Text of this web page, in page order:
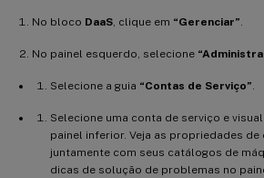
No bloco DaaS , clique em “Gerenciar”
No painel esquerdo, selecione
Selecione a guia “Contas de Serviço”
Selecione uma conta de serviço e
painel inferior. Veja as propriedades de
juntamente com seus catálogos de
dicas de solução de problemas no